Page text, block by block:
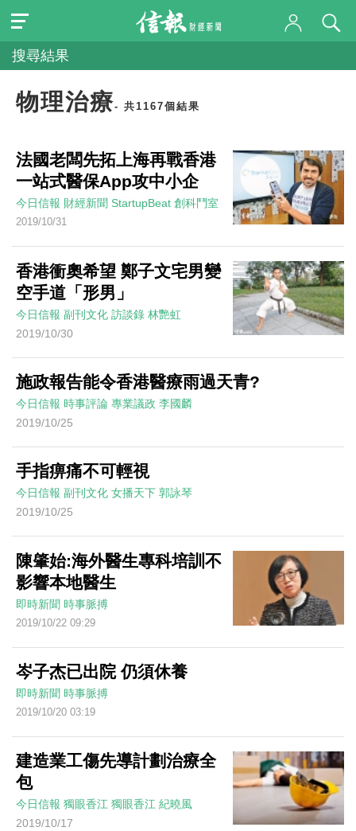
搜尋結果
物理治療- 共1167個結果
法國老闆先拓上海再戰香港
一站式醫保App攻中小企
今日信報 財經新聞 StartupBeat 創科鬥室
2019/10/31
香港衝奧希望 鄭子文宅男變
空手道「形男」
今日信報 副刊文化 訪談錄 林艷虹
2019/10/30
施政報告能令香港醫療雨過天青?
今日信報 時事評論 專業議政 李國麟
2019/10/25
手指痹痛不可輕視
今日信報 副刊文化 女播天下 郭詠琴
2019/10/25
陳肇始:海外醫生專科培訓不
影響本地醫生
即時新聞 時事脈搏
2019/10/22 09:29
岑子杰已出院 仍須休養
即時新聞 時事脈搏
2019/10/20 03:19
建造業工傷先導計劃治療全
包
今日信報 獨眼香江 獨眼香江 紀曉風
2019/10/17